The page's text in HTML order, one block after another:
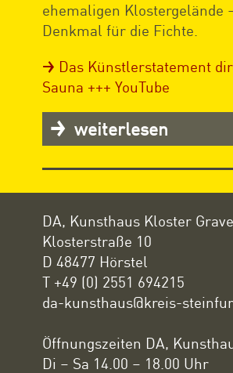
ehemaligen Klostergelände
Denkmal für die Fichte.
Das Künstlerstatement
Sauna +++ YouTube
weiterlesen
DA, Kunsthaus Kloster
Klosterstraße 10
D 48477 Hörstel
T +49 (0) 2551 694215
da-kunsthaus@kreis-
Öffnungszeiten DA,
Di – Sa 14.00 – 18.00 Uhr